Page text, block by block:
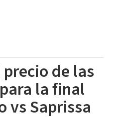
de las
la final
vs Saprissa